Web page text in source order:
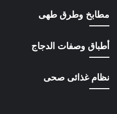
مطابخ وطرق طهى
أطباق وصفات الدجاج
نظام غذائى صحى